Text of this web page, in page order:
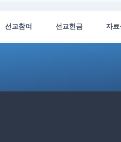
선교참여 선교헌금 자료